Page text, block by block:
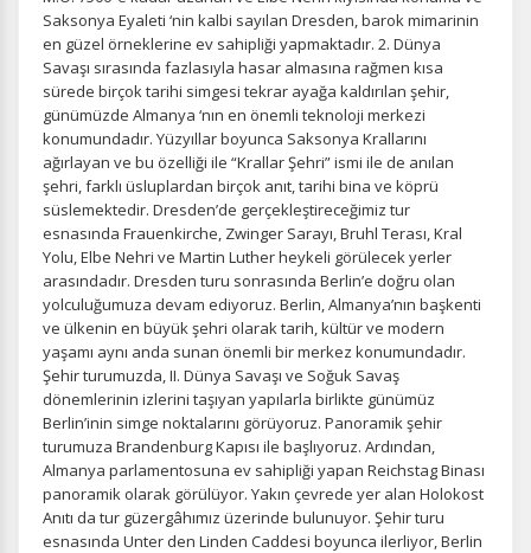
Saksonya Eyaleti ‘nin kalbi sayılan Dresden, barok mimarinin
en güzel örneklerine ev sahipliği yapmaktadır. 2. Dünya
Savaşı sırasında fazlasıyla hasar almasına rağmen kısa
sürede birçok tarihi simgesi tekrar ayağa kaldırılan şehir,
günümüzde Almanya ‘nın en önemli teknoloji merkezi
konumundadır. Yüzyıllar boyunca Saksonya Krallarını
ağırlayan ve bu özelliği ile “Krallar Şehri” ismi ile de anılan
şehri, farklı üsluplardan birçok anıt, tarihi bina ve köprü
süslemektedir. Dresden’de gerçekleştireceğimiz tur
esnasında Frauenkirche, Zwinger Sarayı, Bruhl Terası, Kral
Yolu, Elbe Nehri ve Martin Luther heykeli görülecek yerler
arasındadır. Dresden turu sonrasında Berlin’e doğru olan
yolculuğumuza devam ediyoruz. Berlin, Almanya’nın başkenti
ve ülkenin en büyük şehri olarak tarih, kültür ve modern
yaşamı aynı anda sunan önemli bir merkez konumundadır.
Şehir turumuzda, II. Dünya Savaşı ve Soğuk Savaş
dönemlerinin izlerini taşıyan yapılarla birlikte günümüz
Berlin’inin simge noktalarını görüyoruz. Panoramik şehir
turumuza Brandenburg Kapısı ile başlıyoruz. Ardından,
Almanya parlamentosuna ev sahipliği yapan Reichstag Binası
panoramik olarak görülüyor. Yakın çevrede yer alan Holokost
Anıtı da tur güzergâhımız üzerinde bulunuyor. Şehir turu
esnasında Unter den Linden Caddesi boyunca ilerliyor, Berlin